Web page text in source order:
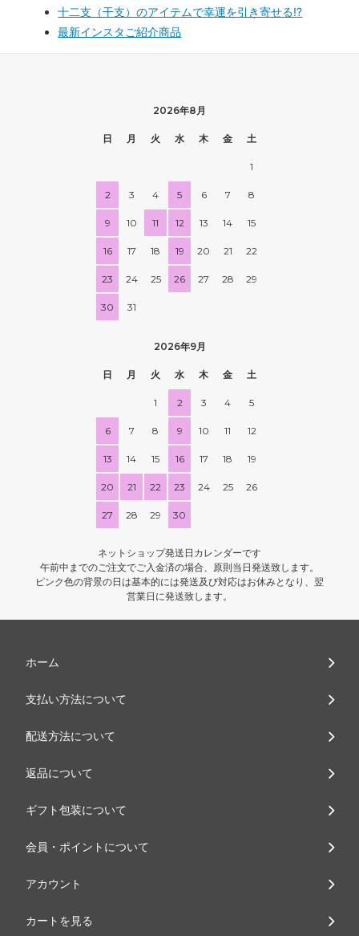
十二支（干支）のアイテムで幸運を引き寄せる!?
最新インスタご紹介商品
2026年8月
日 月 火 水 木 金 土
1
2 3 4 5 6 7 8
9 10 11 12 13 14 15
16 17 18 19 20 21 22
23 24 25 26 27 28 29
30 31
2026年9月
日 月 火 水 木 金 土
1 2 3 4 5
6 7 8 9 10 11 12
13 14 15 16 17 18 19
20 21 22 23 24 25 26
27 28 29 30
ネットショップ発送日カレンダーです
午前中までのご注文でご入金済の場合、原則当日発送致します。
ピンク色の背景の日は基本的には発送及び対応はお休みとなり、翌
営業日に発送致します。
ホーム
支払い方法について
配送方法について
返品について
ギフト包装について
会員・ポイントについて
アカウント
カートを見る